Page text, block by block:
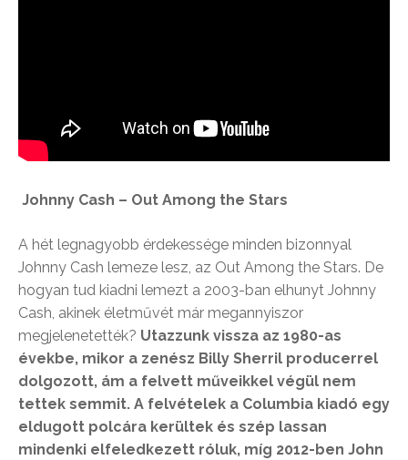
Johnny Cash – Out Among the Stars
A hét legnagyobb érdekessége minden bizonnyal
Johnny Cash lemeze lesz, az Out Among the Stars. De
hogyan tud kiadni lemezt a 2003-ban elhunyt Johnny
Cash, akinek életművét már megannyiszor
megjelenetették? Utazzunk vissza az 1980-as
évekbe, mikor a zenész Billy Sherril producerrel
dolgozott, ám a felvett műveikkel végül nem
tettek semmit. A felvételek a Columbia kiadó egy
eldugott polcára kerültek és szép lassan
mindenki elfeledkezett róluk, míg 2012-ben John